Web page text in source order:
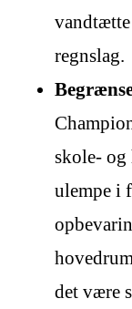
regnslag.
skole- og
ulempe i
det være